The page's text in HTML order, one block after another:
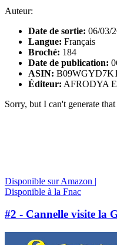
Auteur:
Date de sortie: 06/03/
Langue: Français
Broché: 184
Date de publication:
ASIN: B09WGYD7K1
Éditeur: AFRODYA
Sorry, but I can't generate
Disponible sur Amazon |
Disponible à la Fnac
#2 - Cannelle visite la